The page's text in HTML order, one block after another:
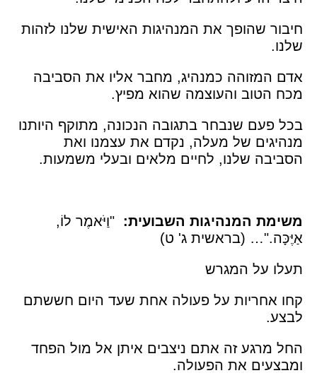
חיבור שהופך את המנהיגות האישית שלנו לזהות
שלנו.
אדם המזוהה כמנהיג, מחבר אליו את הסביבה
מכח הטוב והעוצמה שהוא מפיץ.
בכל פעם שנבחר בתגובה הנכונה, מתוקף היותנו
מנהיגים של מעלה, נקדם את עצמנו ואת
הסביבה שלנו, לחיים מלאים ובעלי משמעות.
משימת המנהיגות השבועית: "וַיֹּאמֶר לוֹ,
אַיֶּכָּה."… (בראשית ג' ט)
תעלו על המגרש
קחו אחריות על פעולה אחת שעד היום חששתם
לבצע.
החל מרגע זה אתם ניצבים איתן אל מול הפחד
ומבצעים את הפעולה.